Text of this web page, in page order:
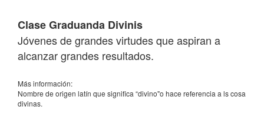
Clase Graduanda Divinis
Jóvenes de grandes virtudes que aspiran a
alcanzar grandes resultados.
Más información:
Nombre de origen latín que significa “divino"o hace referencia a ls cosa
divinas.